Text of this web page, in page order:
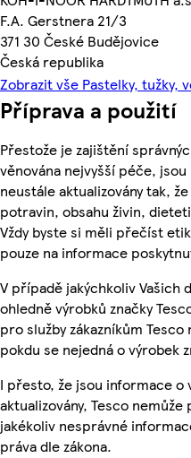
F.A. Gerstnera 21/3
371 30 České Budějovice
Česká republika
Zobrazit vše Pastelky, tužky,
Příprava a použití
Přestože je zajištění
věnována nejvyšší péče,
neustále aktualizovány tak,
potravin, obsahu živin,
Vždy byste si měli přečíst
pouze na informace
V případě jakýchkoliv Vašich
ohledně výrobků značky
pro služby zákazníkům
pokdu se nejedná o výrobek
I přesto, že jsou informace
aktualizovány, Tesco
jakékoliv nesprávné
práva dle zákona.